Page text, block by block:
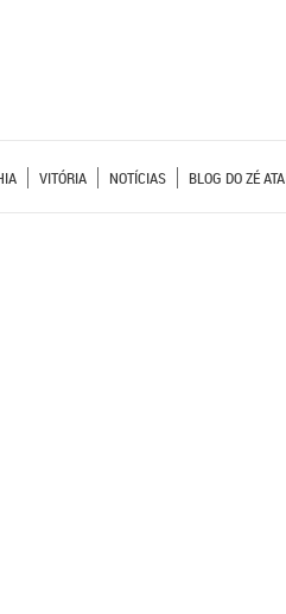
VITÓRIA NOTÍCIAS BLOG DO ZÉ